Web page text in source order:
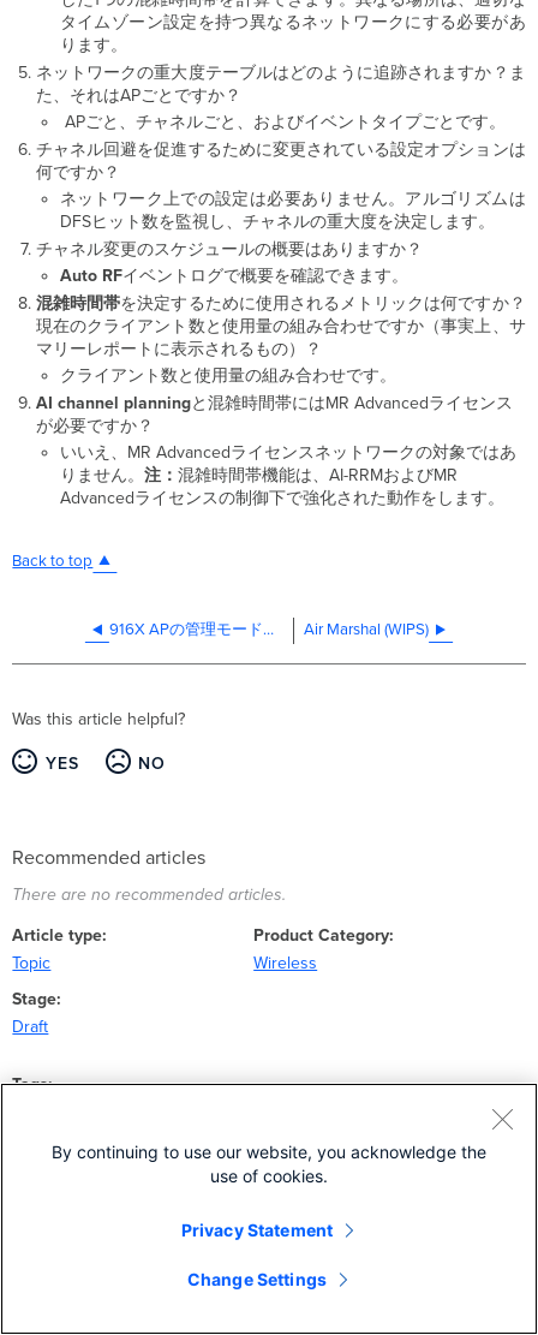
タイムゾーン設定を持つ異なるネットワークにする必要があ
ります。
ネットワークの重大度テーブルはどのように追跡されますか？ま
た、それはAPごとですか？
APごと、チャネルごと、およびイベントタイプごとです。
チャネル回避を促進するために変更されている設定オプションは
何ですか？
ネットワーク上での設定は必要ありません。アルゴリズムは
DFSヒット数を監視し、チャネルの重大度を決定します。
チャネル変更のスケジュールの概要はありますか？
Auto RFイベントログで概要を確認できます。
混雑時間帯を決定するために使用されるメトリックは何ですか？
現在のクライアント数と使用量の組み合わせですか（事実上、サ
マリーレポートに表示されるもの）？
クライアント数と使用量の組み合わせです。
AI channel planningと混雑時間帯にはMR Advancedライセンス
が必要ですか？
いいえ、MR Advancedライセンスネットワークの対象ではあ
りません。 注： 混雑時間帯機能は、AI-RRMおよびMR
Advancedライセンスの制御下で強化された動作をします。
Back to top
916X APの管理モード変更時のチェックリスト/トラブルシューティング Air Marshal (WIPS)
Was this article helpful?
YES NO
Recommended articles
There are no recommended articles.
Article type
Topic
Product Category
Wireless
Stage
Draft
Tags
By continuing to use our website, you acknowledge the
use of cookies.
Privacy Statement
Change Settings